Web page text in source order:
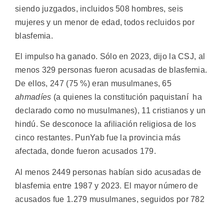
siendo juzgados, incluidos 508 hombres, seis
mujeres y un menor de edad, todos recluidos por
blasfemia.
El impulso ha ganado. Sólo en 2023, dijo la CSJ, al
menos 329 personas fueron acusadas de blasfemia.
De ellos, 247 (75 %) eran musulmanes, 65
ahmadíes (a quienes la constitución paquistaní ha
declarado como no musulmanes), 11 cristianos y un
hindú. Se desconoce la afiliación religiosa de los
cinco restantes. PunYab fue la provincia más
afectada, donde fueron acusados 179.
Al menos 2449 personas habían sido acusadas de
blasfemia entre 1987 y 2023. El mayor número de
acusados fue 1.279 musulmanes, seguidos por 782